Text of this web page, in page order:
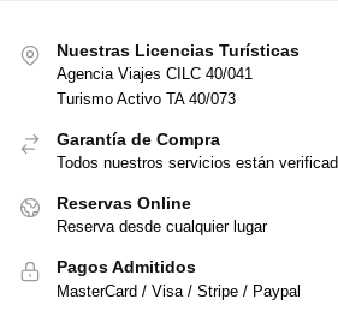
Nuestras Licencias Turísticas
Agencia Viajes CILC 40/041
Turismo Activo TA 40/073
Garantía de Compra
Todos nuestros servicios están
Reservas Online
Reserva desde cualquier lugar
Pagos Admitidos
MasterCard / Visa / Stripe / Paypal